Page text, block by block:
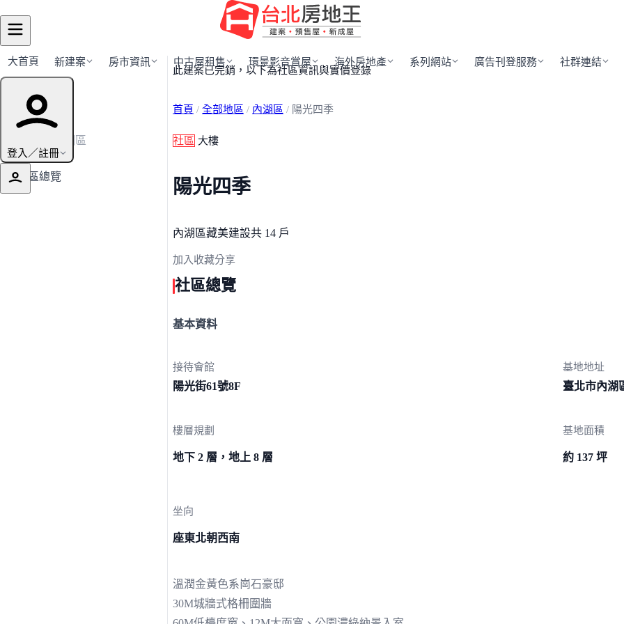
大首頁 新建案 房市資訊 中古屋租售 環景影音賞屋 海外房地產 系列網站 廣告刊登服務 社群連結
登入／註冊
建案導覽
← 返回內湖區
社區總覽
此建案已完銷，以下為社區資訊與實價登錄
首頁 / 全部地區 / 內湖區 / 陽光四季
社區 大樓
陽光四季
內湖區藏美建設共 14 戶
加入收藏分享
社區總覽
基本資料
接待會館
陽光街61號8F
基地地址
臺北市內湖
樓層規劃
地下 2 層，地上 8 層
基地面積
約 137 坪
坐向
座東北朝西南
溫潤金黃色系崗石豪邸
30M城牆式格柵圍牆